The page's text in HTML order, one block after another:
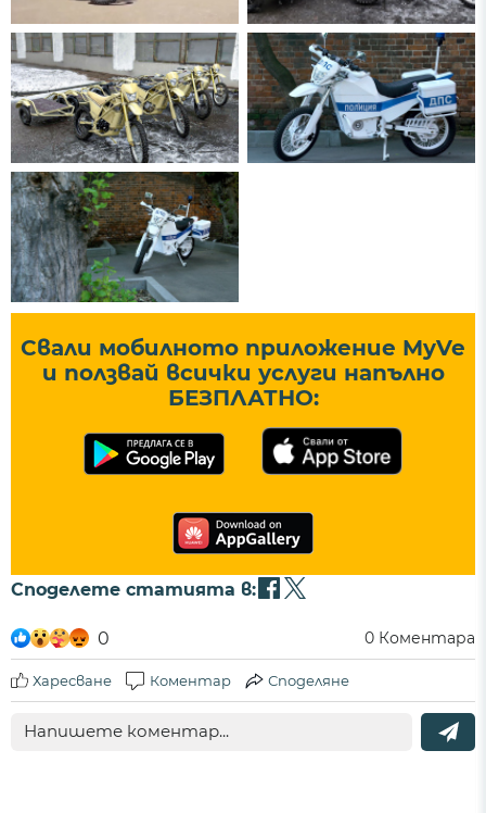
Свали мобилното приложение MyVe
и ползвай всички услуги напълно
БЕЗПЛАТНО:
Споделете статията в:
0 0 Коментара
Харесване Коментар Споделяне